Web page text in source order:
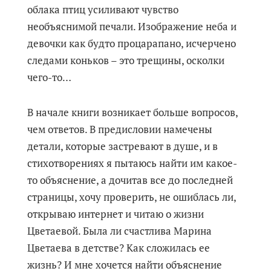
облака птиц усиливают чувство
необъяснимой печали. Изображение неба и
девочки как будто процарапано, исчерчено
следами коньков – это трещины, осколки
чего-то…
В начале книги возникает больше вопросов,
чем ответов. В предисловии намечены
детали, которые застревают в душе, и в
стихотворениях я пытаюсь найти им какое-
то объяснение, а дочитав все до последней
страницы, хочу проверить, не ошиблась ли,
открываю интернет и читаю о жизни
Цветаевой. Была ли счастлива Марина
Цветаева в детстве? Как сложилась ее
жизнь? И мне хочется найти объяснение